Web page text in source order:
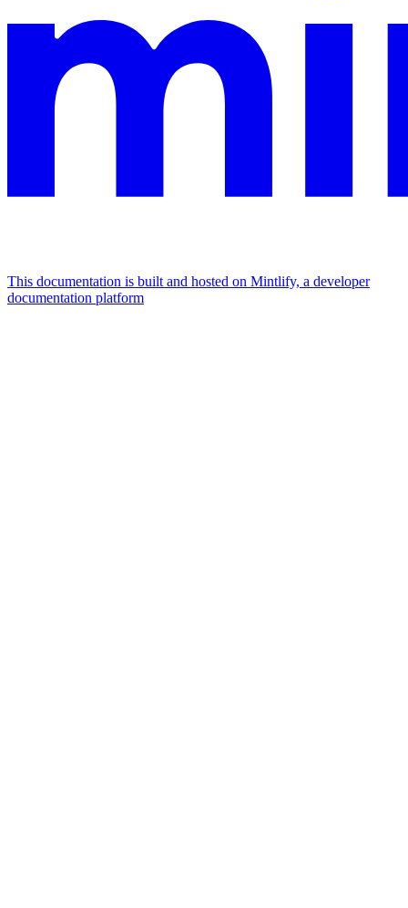
This documentation is built and hosted on Mintlify, a developer
documentation platform